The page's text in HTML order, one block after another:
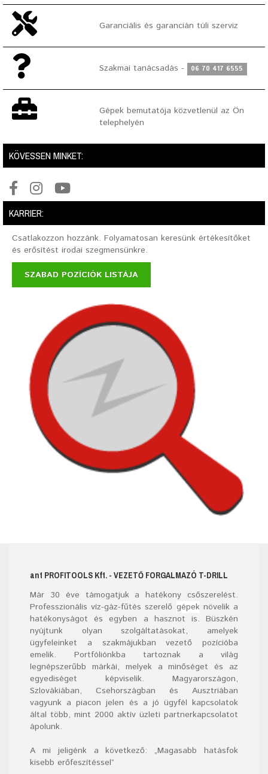
Garanciális és garancián túli szerviz
Szakmai tanácsadás - 06 70 417 6555
Gépek bemutatója közvetlenül az Ön
telephelyén
KÖVESSEN MINKET:
KARRIER:
Csatlakozzon hozzánk. Folyamatosan keresünk értékesítőket
és erősítést irodai szegmensünkre.
SZABAD POZÍCIÓK LISTÁJA
ant PROFITOOLS Kft. - VEZETŐ FORGALMAZÓ T-DRILL
Már 30 éve támogatjuk a hatékony csőszerelést.
Professzionális víz-gáz-fűtés szerelő gépeknövelik a
hatékonyságot és egyben a hasznot is. Büszkén
nyújtunk olyan szolgáltatásokat, amelyek
ügyfeleinket a szakmájukban vezető pozícióba
emelik. Portfóliónkba tartoznak a világ
legnépszerűbb márkái, melyek a minőséget és az
egyediséget képviselik. Magyarországon,
Szlovákiában, Csehországban és Ausztriában
vagyunk a piacon jelen és a jó ügyfél kapcsolatok
által több, mint 2000 aktív üzleti partnerkapcsolatot
ápolunk.
A mi jeligénk a következő: „Magasabb hatásfok
kisebb erőfeszítéssel”